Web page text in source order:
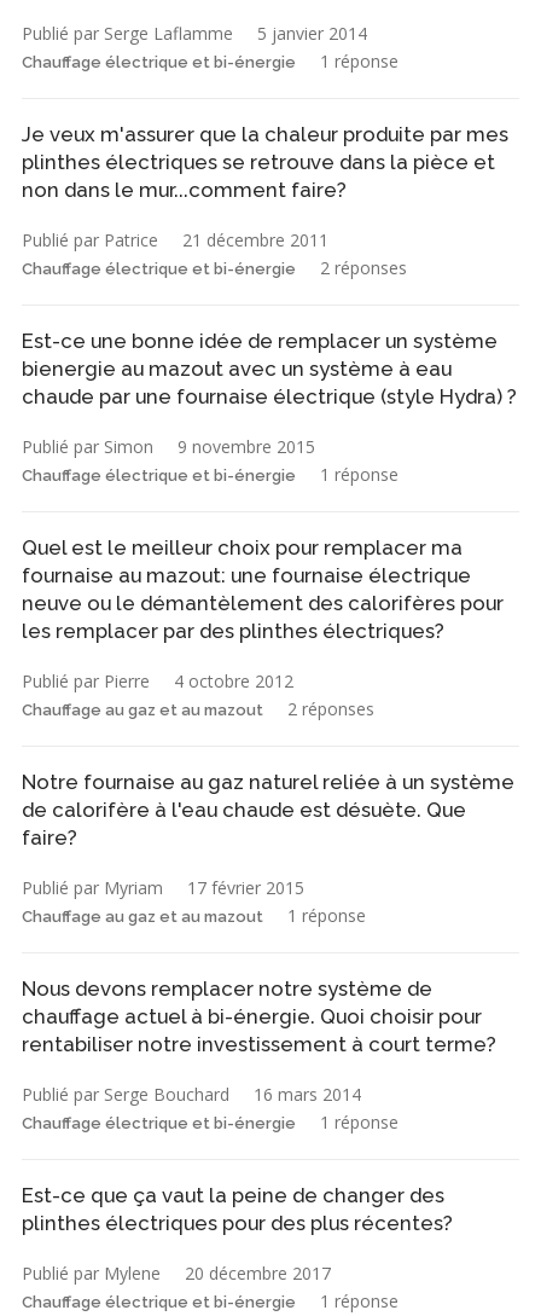
Publié par Serge Laflamme 5 janvier 2014
Chauffage électrique et bi-énergie 1 réponse
Je veux m'assurer que la chaleur produite par mes
plinthes électriques se retrouve dans la pièce et
non dans le mur...comment faire?
Publié par Patrice 21 décembre 2011
Chauffage électrique et bi-énergie 2 réponses
Est-ce une bonne idée de remplacer un système
bienergie au mazout avec un système à eau
chaude par une fournaise électrique (style Hydra) ?
Publié par Simon 9 novembre 2015
Chauffage électrique et bi-énergie 1 réponse
Quel est le meilleur choix pour remplacer ma
fournaise au mazout: une fournaise électrique
neuve ou le démantèlement des calorifères pour
les remplacer par des plinthes électriques?
Publié par Pierre 4 octobre 2012
Chauffage au gaz et au mazout 2 réponses
Notre fournaise au gaz naturel reliée à un système
de calorifère à l'eau chaude est désuète. Que
faire?
Publié par Myriam 17 février 2015
Chauffage au gaz et au mazout 1 réponse
Nous devons remplacer notre système de
chauffage actuel à bi-énergie. Quoi choisir pour
rentabiliser notre investissement à court terme?
Publié par Serge Bouchard 16 mars 2014
Chauffage électrique et bi-énergie 1 réponse
Est-ce que ça vaut la peine de changer des
plinthes électriques pour des plus récentes?
Publié par Mylene 20 décembre 2017
Chauffage électrique et bi-énergie 1 réponse